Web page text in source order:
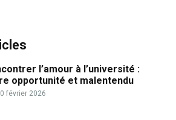
l’amour à l’université :
opportunité et malentendu
février 2026